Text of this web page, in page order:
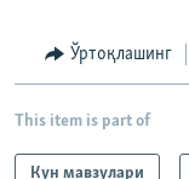
Ўртоқлашинг
This item is part of
Кун мавзулари